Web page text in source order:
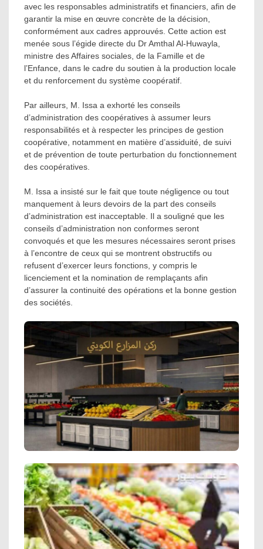
avec les responsables administratifs et financiers, afin de
garantir la mise en œuvre concrète de la décision,
conformément aux cadres approuvés. Cette action est
menée sous l’égide directe du Dr Amthal Al-Huwayla,
ministre des Affaires sociales, de la Famille et de
l’Enfance, dans le cadre du soutien à la production locale
et du renforcement du système coopératif.
Par ailleurs, M. Issa a exhorté les conseils
d’administration des coopératives à assumer leurs
responsabilités et à respecter les principes de gestion
coopérative, notamment en matière d’assiduité, de suivi
et de prévention de toute perturbation du fonctionnement
des coopératives.
M. Issa a insisté sur le fait que toute négligence ou tout
manquement à leurs devoirs de la part des conseils
d’administration est inacceptable. Il a souligné que les
conseils d’administration non conformes seront
convoqués et que les mesures nécessaires seront prises
à l’encontre de ceux qui se montrent obstructifs ou
refusent d’exercer leurs fonctions, y compris le
licenciement et la nomination de remplaçants afin
d’assurer la continuité des opérations et la bonne gestion
des sociétés.